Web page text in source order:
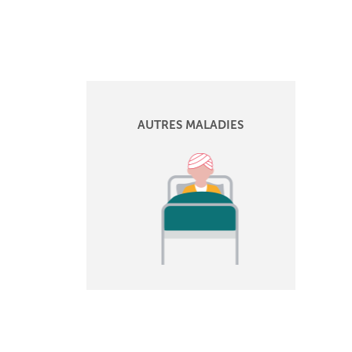
AUTRES MALADIES